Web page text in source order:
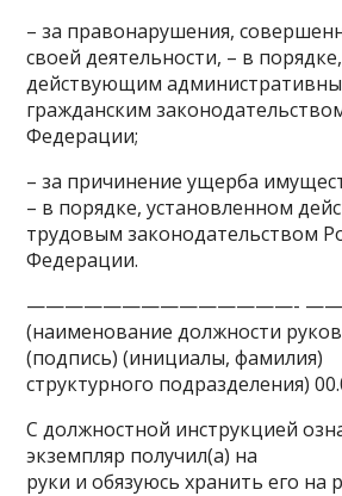
– за правонарушения,
своей деятельности, – в
действующим
гражданским
Федерации;
– за причинение ущерба
– в порядке, установленном
трудовым законодательством
Федерации.
——————————————-
(наименование должности
(подпись) (инициалы, фамилия)
структурного подразделения)
С должностной инструкцией
экземпляр получил(а) на
руки и обязуюсь хранить его на